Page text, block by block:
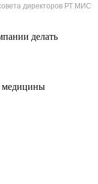
директоров РТ МИС
делать